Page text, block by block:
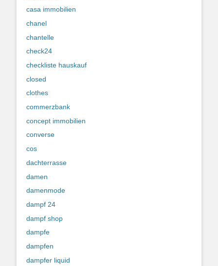
casa immobilien
chanel
chantelle
check24
checkliste hauskauf
closed
clothes
commerzbank
concept immobilien
converse
cos
dachterrasse
damen
damenmode
dampf 24
dampf shop
dampfe
dampfen
dampfer liquid